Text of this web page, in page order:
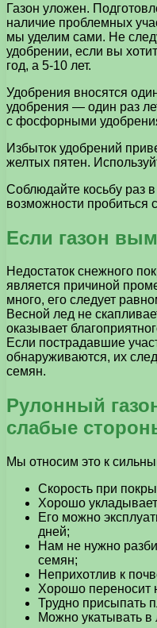
Газон уложен.
наличие проблемных
мы уделим сами. Не
удобрении, если вы
год, а 5-10 лет.
Удобрения вносятся
удобрения — один раз
с фосфорными
Избыток удобрений
желтых пятен.
Соблюдайте косьбу раз
возможности пробиться
Если газон
Недостаток снежного
является причиной
много, его следует
Весной лед не
оказывает
Если пострадавшие
обнаруживаются, их
семян.
Рулонный
слабые
Мы относим это к
Скорость при
Хорошо
Его можно
дней;
Нам не нужно
семян;
Неприхотлив к
Хорошо переносит
Трудно присыпать
Можно укатывать